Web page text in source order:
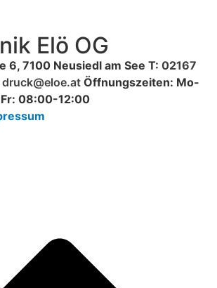
Elö OG
7100 Neusiedl am See T: 02167
druck@eloe.at Öffnungszeiten: Mo-
08:00-12:00